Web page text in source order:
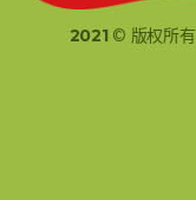
2021© 版权所有